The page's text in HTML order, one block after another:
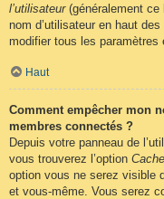
l’utilisateur(généralement ce
nom d’utilisateur en haut
modifier tous les paramètres
Haut
Comment empêcher mon
membres connectés ?
Depuis votre panneau de
vous trouverez l’option
option vous ne serez visible
et vous-même. Vous serez